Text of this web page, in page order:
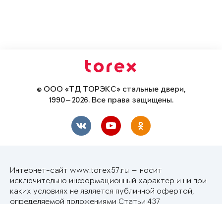
© ООО «ТД ТОРЭКС» стальные двери,
1990—2026. Все права защищены.
Интернет-сайт www.torex57.ru — носит
исключительно информационный характер и ни при
каких условиях не является публичной офертой,
определяемой положениями Статьи 437